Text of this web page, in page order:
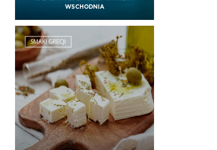
WSCHODNIA
SMAKI GRECJI